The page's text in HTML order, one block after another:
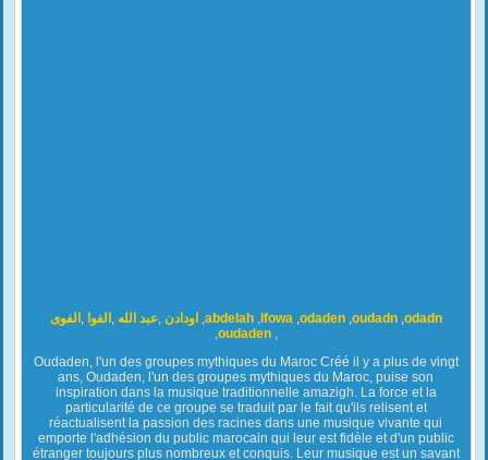
اودادن ,عبد الله , الفوا , الفوى ,abdelah,lfowa,odaden,oudadn,odadn
,oudaden,
Oudaden, l'un des groupes mythiques du Maroc Créé il y a plus de vingt
ans, Oudaden, l'un des groupes mythiques du Maroc, puise son
inspiration dans la musique traditionnelle amazigh. La force et la
particularité de ce groupe se traduit par le fait qu'ils relisent et
réactualisent la passion des racines dans une musique vivante qui
emporte l'adhésion du public marocain qui leur est fidèle et d'un public
étranger toujours plus nombreux et conquis. Leur musique est un savant